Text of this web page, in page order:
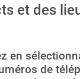
et des
en
de